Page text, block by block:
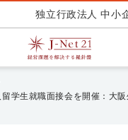
独立行政法人 中小
学生就職面接会を開催：大